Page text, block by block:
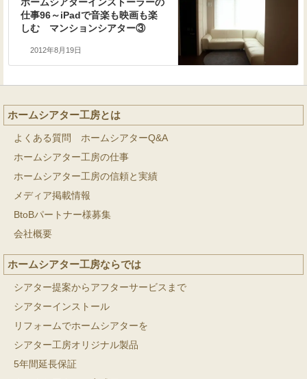
ホームシアターインストーラーの
仕事96～iPadで音楽も映画も楽
しむ マンションシアター③
2012年8月19日
ホームシアター工房とは
よくある質問 ホームシアターQ&A
ホームシアター工房の仕事
ホームシアター工房の信頼と実績
メディア掲載情報
BtoBパートナー様募集
会社概要
ホームシアター工房ならでは
シアター提案からアフターサービスまで
シアターインストール
リフォームでホームシアターを
シアター工房オリジナル製品
5年間延長保証